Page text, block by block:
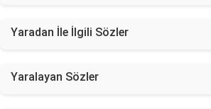
Yaradan İle İlgili Sözler
Yaralayan Sözler